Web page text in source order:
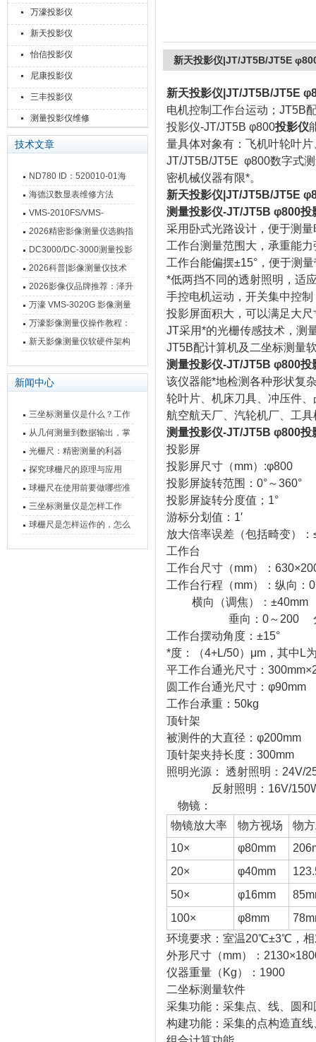
万濠投影仪
新天投影仪
怡信投影仪
尼康投影仪
三丰投影仪
测量投影仪维修
技术文章
ND780 ID：520010-01海
德汉数显表故障维修内容
海德汉数显表维修方法
VMS-2010FS/VMS-
3020FS/VMS-4030FS手动
影像测量仪技术参数
2026精密影像测量仪选购指
南 靠谱品牌一站式选型推荐
DC3000/DC-3000测量投影
仪万濠数据处理器数显表故
障维修方法
2026科普|影像测量仪技术
原理、分类及选型应用
2026影像仪品牌推荐：泽升
影像测量仪选型指南
万濠 VMS-3020G 影像测量
仪技术规格与应用解析
万濠影像测量仪操作教程：
从开机到出报告，新手也能
新天影像测量仪软硬件架构
新闻中心
三坐标测量仪是什么？工作
原理、分类与核心功能一次
讲清
从几何测量到数据输出，掌
握万濠影像测量仪的六大核
心能力
光栅尺：精密测量的利器
探究球栅尺的原理与应用
球栅尺在使用前要做哪些准
备工作？
三坐标测量仪是怎样工作
的，功能有什么优势？
球栅尺是怎样运作的，怎么
新天投影仪|JT/JT5B/JT5E
新天投影仪|JT/JT5B/JT5E
电机控制工作台运动；JT5B
投影仪-JT/JT5B φ800投影仪
量具体对象有：飞机叶轮叶
JT/JT5B/JT5E φ800数字式
密机械仪器有限*。
新天投影仪|JT/JT5B/JT5E
测量投影仪-JT/JT5B φ800投
采用卧式光路设计，便于测
工作台测量范围大，承重能
工作台能偏摆±15°，便于测
*低两挡不同的透射照明，适
手控电机运动，开关集中控
投影屏面积大，可以满足大
JT采用*的光栅传感技术，测
JT5B配计算机及二坐标测量
测量投影仪-JT/JT5B φ800投
该仪器能*地检测各种形状复
轮叶片、机床刀具、冲压件
航空航天厂、汽轮机厂、工
测量投影仪-JT/JT5B φ800投
投影屏
投影屏尺寸（mm）:φ800
投影屏旋转范围：0°～360°
投影屏旋转分度值；1°
游标分划值：1′
放大倍率误差（包括畸变）：
工作台
工作台尺寸（mm）：
工作台行程（mm）：纵向
横向（调焦）：
垂向：0～200 分辨
工作台摆动角度：±15°
*度：（4+L/50）μm，其中L
平工作台通光尺寸：
圆工作台通光尺寸：φ90mm
工作台承重：50kg
顶针架
被测件的大直径：φ200mm
顶针架夹持长度：300mm
照明光源： 透射照明：24V/
反射照明：16V/150W
物镜：
物镜放大率
物方视场
物
10×
φ80mm
20×
φ40mm
50×
φ16mm
100×
φ8mm
环境要求：室温20℃±3℃，相
外形尺寸（mm）：
仪器重量（Kg）：1900
二坐标测量软件
采集功能：采集点、线、圆和
构建功能：采集的点构造直